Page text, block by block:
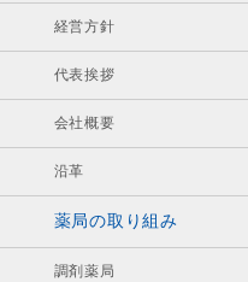
経営方針
代表挨拶
会社概要
沿革
薬局の取り組み
調剤薬局